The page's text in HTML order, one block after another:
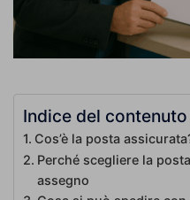
Indice del contenuto
Cos’è la posta
Perché scegliere la
assegno